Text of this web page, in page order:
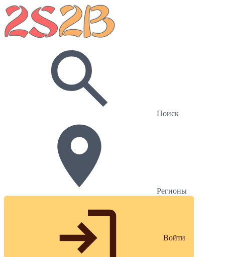
Поиск
Регионы
Войти